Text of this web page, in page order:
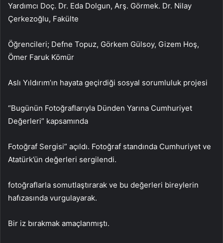
Yardımcı Doç. Dr. Eda Dolgun, Arş. Görmek. Dr. Nilay
Çerkezoğlu, Fakülte
Öğrencileri; Defne Topuz, Görkem Gülsoy, Gizem Hoş,
Ömer Faruk Kömür
Aslı Yıldırım’ın hayata geçirdiği sosyal sorumluluk projesi
“Bugünün Fotoğraflarıyla Dünden Yarına Cumhuriyet
Değerleri” kapsamında
Fotoğraf Sergisi” açıldı. Fotoğraf standında Cumhuriyet ve
Atatürk’ün değerleri sergilendi.
fotoğraflarla somutlaştırarak ve bu değerleri bireylerin
hafızasında vurgulayarak.
Bir iz bırakmak amaçlanmıştı.